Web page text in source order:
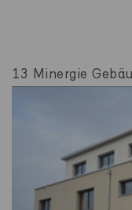
13 Minergie